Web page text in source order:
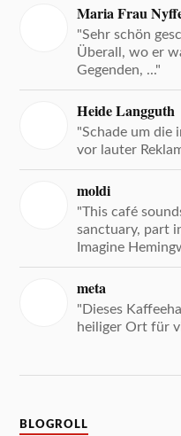
Maria Frau
"Sehr schön
Überall, wo er
Gegenden, ..."
Heide Langguth
"Schade um die
vor lauter
moldi
"This café
sanctuary, part
Imagine
meta
"Dieses
heiliger Ort für
BLOGROLL